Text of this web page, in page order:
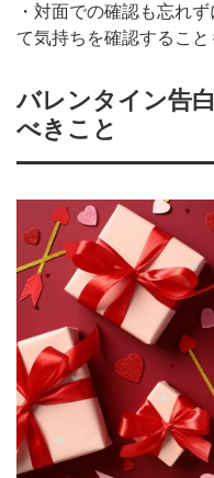
・対面での確認も忘れ
て気持ちを確認すること
バレンタイン告
べきこと